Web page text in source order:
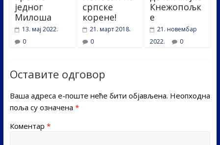
једног
Милоша
13. мај 2022.
0
српске
корене!
21. март 2018.
0
Кнежопољк
е
21. новембар
2022.
0
Оставите одговор
Ваша адреса е-поште неће бити објављена. Неопходна
поља су означена *
Коментар *